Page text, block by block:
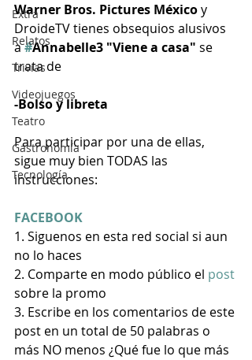
Extra
Relatos
Trivias
Videojuegos
Teatro
Gastronomía
Tecnología
Warner Bros. Pictures México y
DroideTV tienes obsequios alusivos
a #Annabelle3 "Viene a casa" se
trata de
-Bolso y libreta
Para participar por una de ellas,
sigue muy bien TODAS las
instrucciones:
FACEBOOK
1. Siguenos en esta red social si aun
no lo haces
2. Comparte en modo público el post
sobre la promo
3. Escribe en los comentarios de este
post en un total de 50 palabras o
más NO menos ¿Qué fue lo que más